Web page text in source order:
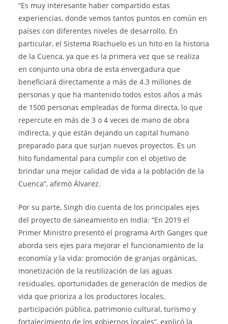
“​Es muy interesante haber compartido estas
experiencias, donde vemos tantos puntos en común en
países con diferentes niveles de desarrollo. En
particular, el Sistema Riachuelo es un hito en la historia
de la Cuenca, ya que es la primera vez que se realiza
en conjunto una obra de esta envergadura que
beneficiará directamente a más de 4.3 millones de
personas y que ha mantenido todos estos años a más
de 1500 personas empleadas de forma directa, lo que
repercute en más de 3 o 4 veces de mano de obra
indirecta, y que están dejando un capital humano
preparado para que surjan nuevos proyectos. Es un
hito fundamental para cumplir con el objetivo de
brindar una mejor calidad de vida a la población de la
Cuenca”, afirmó Álvarez.
Por su parte, Singh dio cuenta de los principales ejes
del proyecto de saneamiento en India: “En 2019 el
Primer Ministro presentó el programa Arth Ganges que
aborda seis ejes para mejorar el funcionamiento de la
economía y la vida: promoción de granjas orgánicas,
monetización de la reutilización de las aguas
residuales, oportunidades de generación de medios de
vida que prioriza a los productores locales,
participación pública, patrimonio cultural, turismo y
fortalecimiento de los gobiernos locales”, explicó la